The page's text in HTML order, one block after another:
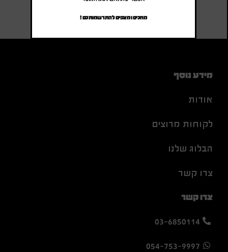
מידע נוסף
אודות
לקוחות מרוצים
הבלוג שלנו
צרו קשר
צרו קשר
03-6850114
054-753-9997
מחכים ומצפים להתרשמותכם !